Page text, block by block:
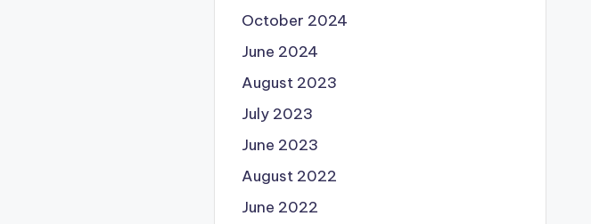
October 2024
June 2024
August 2023
July 2023
June 2023
August 2022
June 2022